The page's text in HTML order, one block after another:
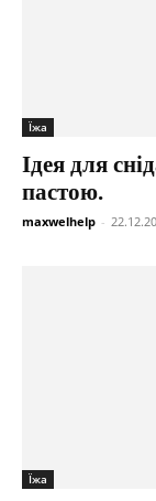
Їжа
Ідея для
пастою.
maxwelhelp -
Їжа